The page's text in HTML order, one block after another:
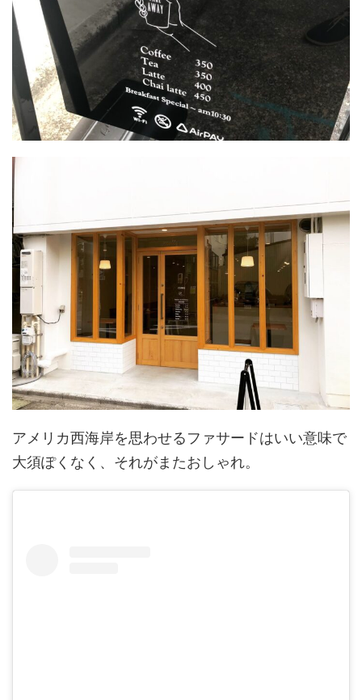
アメリカ西海岸を思わせるファサードはいい意味で
大須ぽくなく、それがまたおしゃれ。